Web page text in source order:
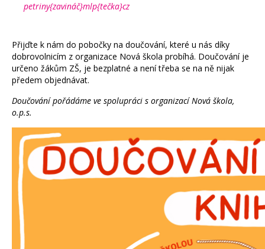
petriny{zavináč}mlp{tečka}cz
Přijďte k nám do pobočky na doučování, které u nás díky
dobrovolnicím z organizace Nová škola probíhá. Doučování je
určeno žákům ZŠ, je bezplatné a není třeba se na ně nijak
předem objednávat.
Doučování pořádáme ve spolupráci s organizací Nová škola,
o.p.s.